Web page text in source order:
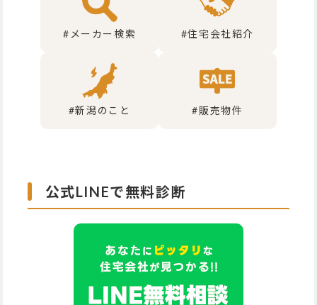
公式LINEで無料診断
#メーカー検索 #住宅会社紹介
#新潟のこと #販売物件